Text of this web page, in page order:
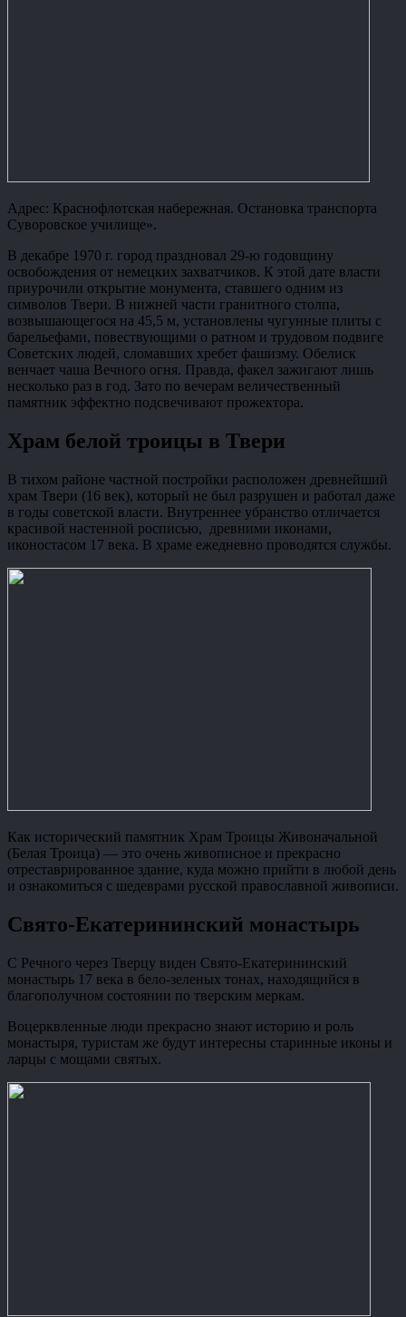
Адрес: Краснофлотская набережная. Остановка транспорта
Суворовское училище».
В декабре 1970 г. город праздновал 29-ю годовщину
освобождения от немецких захватчиков. К этой дате власти
приурочили открытие монумента, ставшего одним из
символов Твери. В нижней части гранитного столпа,
возвышающегося на 45,5 м, установлены чугунные плиты с
барельефами, повествующими о ратном и трудовом подвиге
Советских людей, сломавших хребет фашизму. Обелиск
венчает чаша Вечного огня. Правда, факел зажигают лишь
несколько раз в год. Зато по вечерам величественный
памятник эффектно подсвечивают прожектора.
Храм белой троицы в Твери
В тихом районе частной постройки расположен древнейший
храм Твери (16 век), который не был разрушен и работал даже
в годы советской власти. Внутреннее убранство отличается
красивой настенной росписью, древними иконами,
иконостасом 17 века. В храме ежедневно проводятся службы.
Как исторический памятник Храм Троицы Живоначальной
(Белая Троица) — это очень живописное и прекрасно
отреставрированное здание, куда можно прийти в любой день
и ознакомиться с шедеврами русской православной живописи.
Свято-Екатерининский монастырь
С Речного через Тверцу виден Свято-Екатерининский
монастырь 17 века в бело-зеленых тонах, находящийся в
благополучном состоянии по тверским меркам.
Воцерквленные люди прекрасно знают историю и роль
монастыря, туристам же будут интересны старинные иконы и
ларцы с мощами святых.